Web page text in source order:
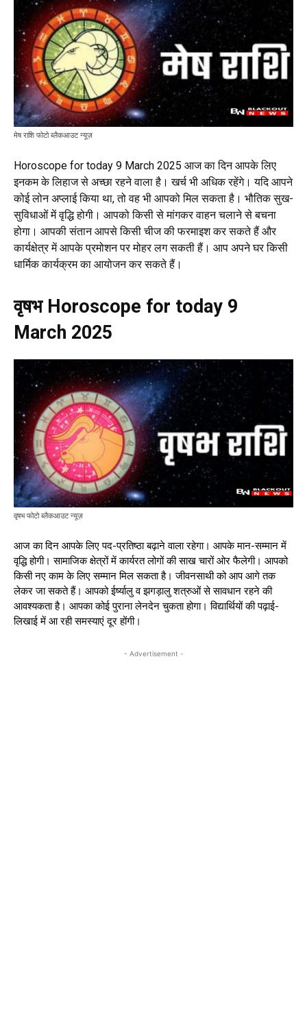
मेष राशि फोटो ब्लैकआउट न्यूज़
Horoscope for today 9 March 2025 आज का दिन आपके लिए
इनकमके लिहाज से अच्छा रहने वाला है। खर्च भी अधिक रहेंगे। यदि आपने
कोई लोन अप्लाई किया था, तो वह भी आपको मिल सकता है। भौतिक सुख-
सुविधाओं में वृद्धि होगी। आपको किसी सेमांगकरवाहन चलाने से बचना
होगा। आपकी संतान आपसे किसी चीज की फरमाइश कर सकते हैं और
कार्यक्षेत्र में आपके प्रमोशन पर मोहर लग सकती हैं। आप अपने घर किसी
धार्मिक कार्यक्रम का आयोजन कर सकते हैं।
वृषभ Horoscope for today 9
March 2025
वृषभ फोटो ब्लैकआउट न्यूज़
आज का दिन आपके लिए पद-प्रतिष्ठा बढ़ाने वाला रहेगा। आपके मान-सम्मान में
वृद्धि होगी। सामाजिक क्षेत्रों में कार्यरत लोगों की साख चारों ओर फैलेगी। आपको
किसी नए काम के लिए सम्मान मिल सकता है। जीवनसाथी को आप आगे तक
लेकर जा सकते हैं। आपको ईर्ष्यालु व झगड़ालु शत्रुओं से सावधान रहने की
आवश्यकता है। आपका कोई पुराना लेनदेन चुकता होगा। विद्यार्थियों की पढ़ाई-
लिखाई में आ रही समस्याएं दूर होंगी।
- Advertisement -